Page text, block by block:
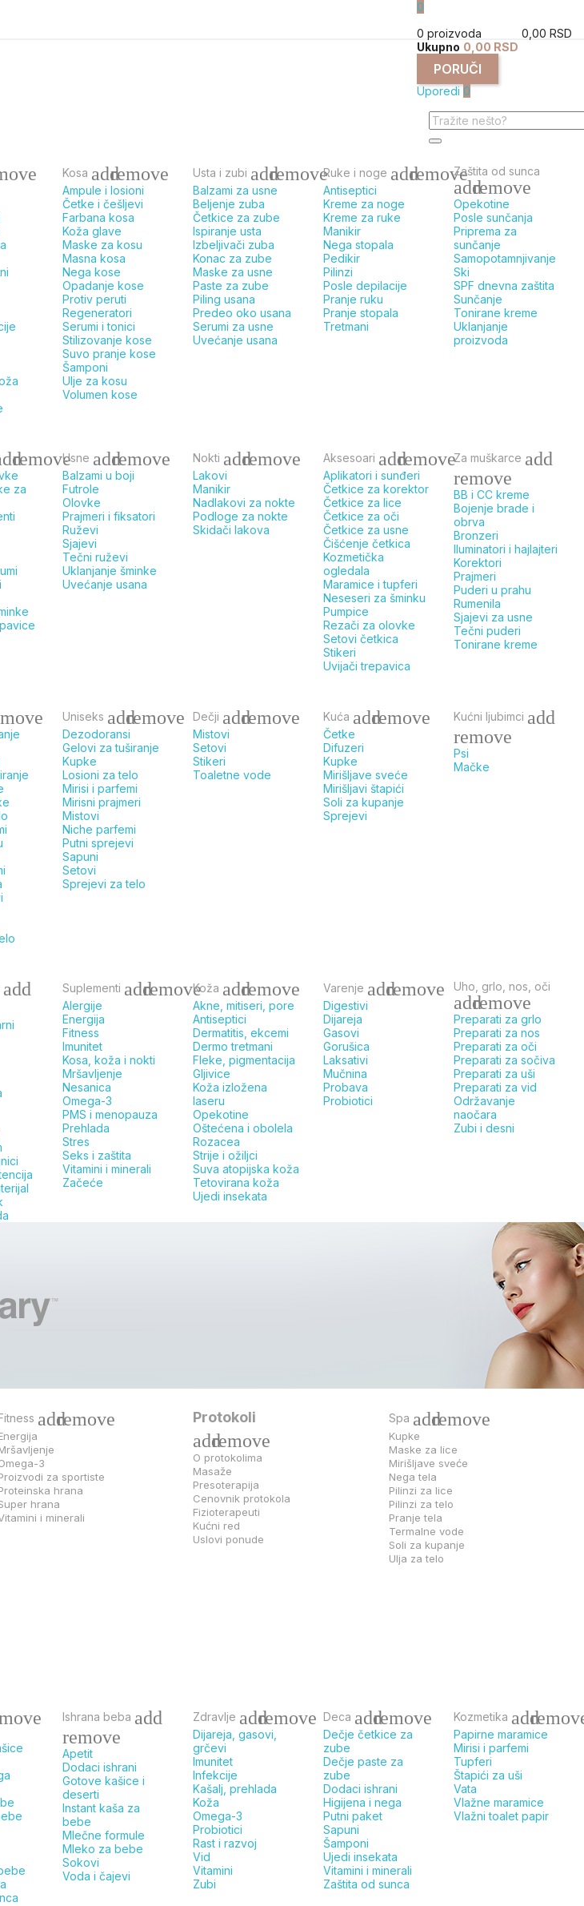
0
0 proizvoda
0,00 RSD
Ukupno 0,00 RSD
PORUČI
Uporedi 0
Kosa addremove
Ampule i losioni
Četke i češljevi
Farbana kosa
Koža glave
Maske za kosu
Masna kosa
Nega kose
Opadanje kose
Protiv peruti
Regeneratori
Serumi i tonici
Stilizovanje kose
Suvo pranje kose
Šamponi
Ulje za kosu
Volumen kose
Usta i zubi addremove
Balzami za usne
Beljenje zuba
Četkice za zube
Ispiranje usta
Izbeljivači zuba
Konac za zube
Maske za usne
Paste za zube
Piling usana
Predeo oko usana
Serumi za usne
Uvećanje usana
Ruke i noge addremove
Antiseptici
Kreme za noge
Kreme za ruke
Manikir
Nega stopala
Pedikir
Pilinzi
Posle depilacije
Pranje ruku
Pranje stopala
Tretmani
Zaštita od sunca
addremove
Opekotine
Posle sunčanja
Priprema za
sunčanje
Samopotamnjivanje
Ski
SPF dnevna zaštita
Sunčanje
Tonirane kreme
Uklanjanje
proizvoda
remove
za
Usne addremove
Balzami u boji
Futrole
Olovke
Prajmeri i fiksatori
Ruževi
Sjajevi
Tečni ruževi
Uklanjanje šminke
Uvećanje usana
Nokti addremove
Lakovi
Manikir
Nadlakovi za nokte
Podloge za nokte
Skidači lakova
Aksesoari addremove
Aplikatori i sunđeri
Četkice za korektor
Četkice za lice
Četkice za oči
Četkice za usne
Čišćenje četkica
Kozmetička
ogledala
Maramice i tupferi
Neseseri za šminku
Pumpice
Rezači za olovke
Setovi četkica
Stikeri
Uvijači trepavica
Za muškarce add
remove
BB i CC kreme
Bojenje brade i
obrva
Bronzeri
Iluminatori i hajlajteri
Korektori
Prajmeri
Puderi u prahu
Rumenila
Sjajevi za usne
Tečni puderi
Tonirane kreme
Uniseks addremove
Dezodoransi
Gelovi za tuširanje
Kupke
Losioni za telo
Mirisi i parfemi
Mirisni prajmeri
Mistovi
Niche parfemi
Putni sprejevi
Sapuni
Setovi
Sprejevi za telo
Dečji addremove
Mistovi
Setovi
Stikeri
Toaletne vode
Kuća addremove
Četke
Difuzeri
Kupke
Mirišljave sveće
Mirišljavi štapići
Soli za kupanje
Sprejevi
Kućni ljubimci add
remove
Psi
Mačke
add
Suplementi addremove
Alergije
Energija
Fitness
Imunitet
Kosa, koža i nokti
Mršavljenje
Nesanica
Omega-3
PMS i menopauza
Prehlada
Stres
Seks i zaštita
Vitamini i minerali
Začeće
Koža addremove
Akne, mitiseri, pore
Antiseptici
Dermatitis, ekcemi
Dermo tretmani
Fleke, pigmentacija
Gljivice
Koža izložena
laseru
Opekotine
Oštećena i obolela
Rozacea
Strije i ožiljci
Suva atopijska koža
Tetovirana koža
Ujedi insekata
Varenje addremove
Digestivi
Dijareja
Gasovi
Gorušica
Laksativi
Mučnina
Probava
Probiotici
Uho, grlo, nos, oči
addremove
Preparati za grlo
Preparati za nos
Preparati za oči
Preparati za sočiva
Preparati za uši
Preparati za vid
Održavanje
naočara
Zubi i desni
addremove
3
za sportiste
hrana
hrana
i minerali
Protokoli
addremove
O protokolima
Masaže
Presoterapija
Cenovnik protokola
Fizioterapeuti
Kućni red
Uslovi ponude
Spa addremove
Kupke
Maske za lice
Mirišljave sveće
Nega tela
Pilinzi za lice
Pilinzi za telo
Pranje tela
Termalne vode
Soli za kupanje
Ulja za telo
Ishrana beba add
remove
Apetit
Dodaci ishrani
Gotove kašice i
deserti
Instant kaša za
bebe
Mlečne formule
Mleko za bebe
Sokovi
Voda i čajevi
Zdravlje addremove
Dijareja, gasovi,
grčevi
Imunitet
Infekcije
Kašalj, prehlada
Koža
Omega-3
Probiotici
Rast i razvoj
Vid
Vitamini
Zubi
Deca addremove
Dečje četkice za
zube
Dečje paste za
zube
Dodaci ishrani
Higijena i nega
Putni paket
Sapuni
Šamponi
Ujedi insekata
Vitamini i minerali
Zaštita od sunca
Kozmetika add
Papirne maramice
Mirisi i parfemi
Tupferi
Štapići za uši
Vata
Vlažne maramice
Vlažni toalet papir